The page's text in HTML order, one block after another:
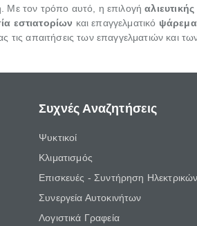
Με τον τρόπο αυτό, η επιλογή
εστιατορίων και επαγγελματικό ψάρεμα
απαιτήσεις των επαγγελματιών και
Συχνές Αναζητήσεις
Ψυκτικοί
Κλιματισμός
Επισκευές - Συντήρηση
Συνεργεία Αυτοκινήτων
Λογιστικά Γραφεία